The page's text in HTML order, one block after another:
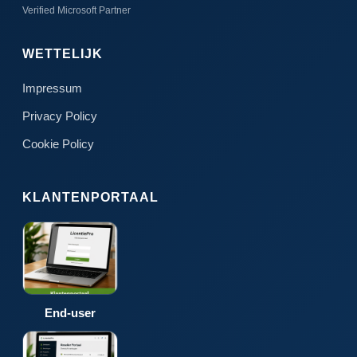
Verified Microsoft Partner
WETTELIJK
Impressum
Privacy Policy
Cookie Policy
KLANTENPORTAAL
End-user